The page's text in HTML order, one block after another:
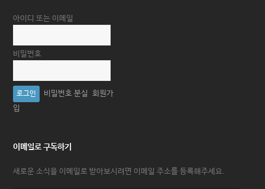
아이디 또는 이메일
비밀번호
비밀번호 분실
회원가
입
이메일로 구독하기
새로운 소식을 이메일로 받아보시려면 이메일 주소를 등록해주세요.